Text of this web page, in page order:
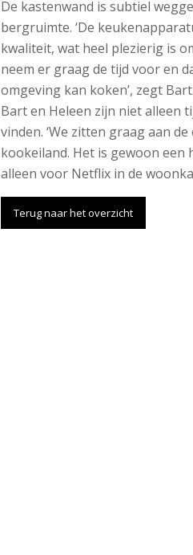
De kastenwand is subtiel
bergruimte. ‘De
kwaliteit, wat heel plezierig is
neem er graag de tijd voor en
omgeving kan koken’, zegt Bart.
Bart en Heleen zijn niet alleen
vinden. ‘We zitten graag aan
kookeiland. Het is gewoon
alleen voor Netflix in de
Terug naar het overzicht